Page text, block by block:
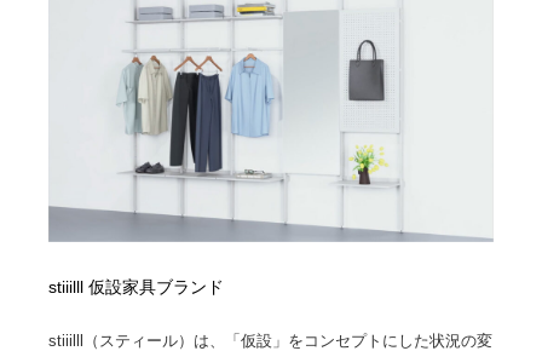
stiiilll 仮設家具ブランド
stiiilll（スティール）は、「仮設」をコンセプトにした状況の変